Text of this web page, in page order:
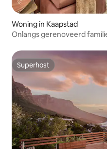
Woning in Kaapstad
Onlangs gerenoveerd
Superhost
Superhost